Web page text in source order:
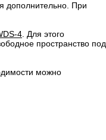
дополнительно. При
4 . Для этого
пространство под
можно